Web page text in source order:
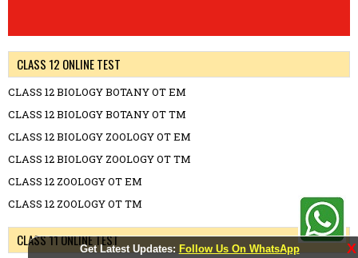
Get Latest Updates: Follow Us On WhatsApp X
CLASS 12 ONLINE TEST
CLASS 12 BIOLOGY BOTANY OT EM
CLASS 12 BIOLOGY BOTANY OT TM
CLASS 12 BIOLOGY ZOOLOGY OT EM
CLASS 12 BIOLOGY ZOOLOGY OT TM
CLASS 12 ZOOLOGY OT EM
CLASS 12 ZOOLOGY OT TM
CLASS 11 ONLINE TEST